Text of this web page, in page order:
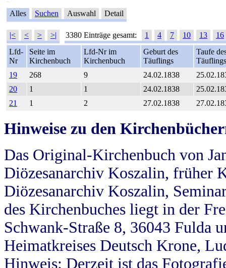
Alles Suchen Auswahl Detail
|< < > >| 3380 Einträge gesamt: 1 4 7 10 13
16
Lfd-
Nr
Seite im
Kirchenbuch
Lfd-Nr im
Kirchenbuch
Geburt des
Täuflings
Taufe
Täuflings
19
268 9 24.02.1838
20
1 1 24.02.1838
21
1 2 27.02.1838
Hinweise zu den
Das Original-Kirchenbuch von
Diözesanarchiv Koszalin, früher
Diözesanarchiv Koszalin,
des Kirchenbuches liegt in der
Schwank-Straße 8, 36043 Fulda
Heimatkreises Deutsch Krone,
Hinweis: Derzeit ist das